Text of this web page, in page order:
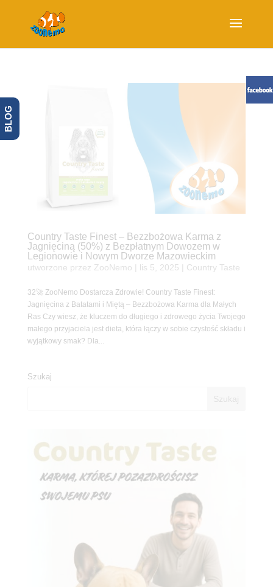
Country Taste Finest – Bezzbożowa Karma z
Jagnięciną (50%) z Bezpłatnym Dowozem w
Legionowie i Nowym Dworze Mazowieckim
utworzone przez ZooNemo lis 5, 2025 Country Taste
32🚀 ZooNemo Dostarcza Zdrowie! Country Taste Finest:
Jagnięcina z Batatami i Miętą – Bezzbożowa Karma dla Małych
Ras Czy wiesz, że kluczem do długiego i zdrowego życia Twojego
małego przyjaciela jest dieta, która łączy w sobie czystość składu i
wyjątkowy smak? Dla...
Szukaj
BLOG